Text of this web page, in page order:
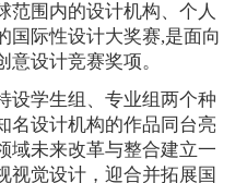
范围内的设计机构、个人
国际性设计大奖赛,是面向
设计竞赛奖项。
设学生组、专业组两个种
名设计机构的作品同台亮
域未来改革与整合建立一
视觉设计，迎合并拓展国